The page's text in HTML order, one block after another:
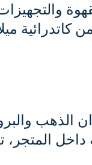
الذهب
المتجر،